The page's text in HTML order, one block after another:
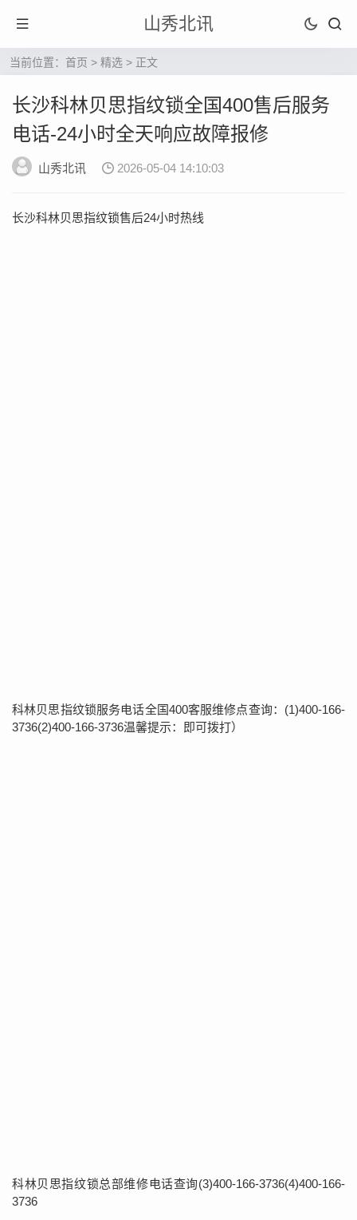
山秀北讯
当前位置： 首页 > 精选 > 正文
长沙科林贝思指纹锁全国400售后服务
电话-24小时全天响应故障报修
山秀北讯 2026-05-04 14:10:03
长沙科林贝思指纹锁售后24小时热线
科林贝思指纹锁服务电话全国400客服维修点查询：(1)400-166-
3736(2)400-166-3736温馨提示：即可拨打）
科林贝思指纹锁总部维修电话查询(3)400-166-3736(4)400-166-
3736